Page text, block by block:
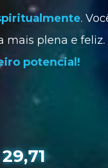
.
mais plena e feliz.
potencial!